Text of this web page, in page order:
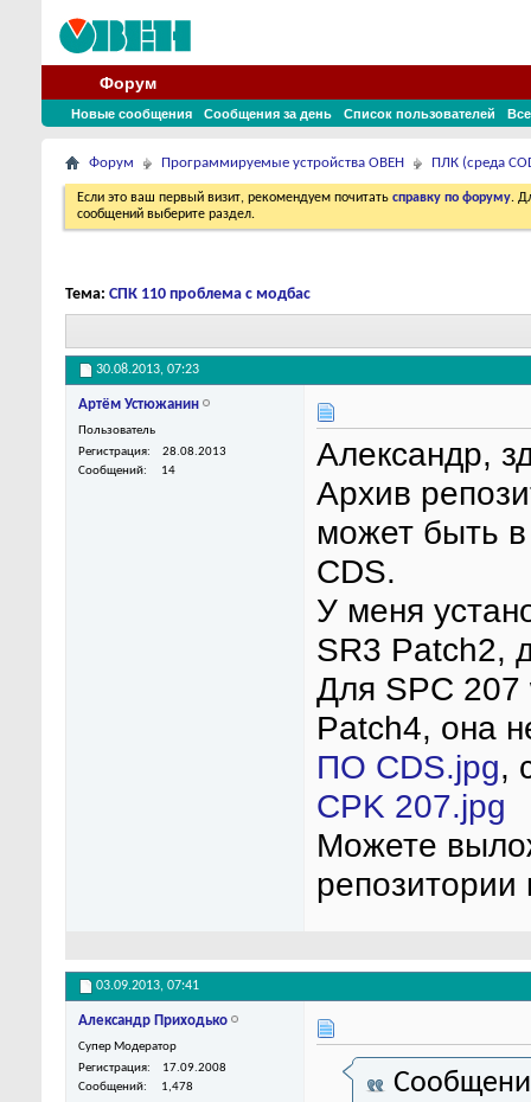
Форум
Новые сообщения Сообщения за день Список пользователей
Форум Программируемые устройства ОВЕН ПЛК (среда
Если это ваш первый визит, рекомендуем почитать справку по форуму.
сообщений выберите раздел.
Тема: СПК 110 проблема с модбас
30.08.2013, 07:23
Артём Устюжанин
Пользователь
Регистрация
28.08.2013
Сообщений
14
Александр,
Архив
может быть
CDS.
У меня
SR3 Patch2,
Для SPC 207
Patch4, она
ПО CDS.jpg,
CPK 207.jpg
Можете
репозитории
03.09.2013, 07:41
Александр Приходько
Супер Модератор
Регистрация
17.09.2008
Сообщений
1,478